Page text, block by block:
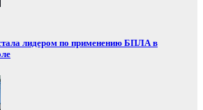
лидером по применению БПЛА в